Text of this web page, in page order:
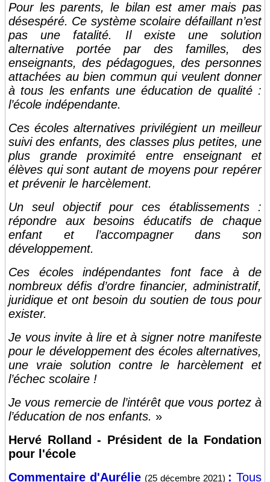
Pour les parents, le bilan est amer mais pas
désespéré. Ce système scolaire défaillant n’est
pas une fatalité. Il existe une solution
alternative portée par des familles, des
enseignants, des pédagogues, des personnes
attachées au bien commun qui veulent donner
à tous les enfants une éducation de qualité :
l’école indépendante.
Ces écoles alternatives privilégient un meilleur
suivi des enfants, des classes plus petites, une
plus grande proximité entre enseignant et
élèves qui sont autant de moyens pour repérer
et prévenir le harcèlement.
Un seul objectif pour ces établissements :
répondre aux besoins éducatifs de chaque
enfant et l’accompagner dans son
développement.
Ces écoles indépendantes font face à de
nombreux défis d’ordre financier, administratif,
juridique et ont besoin du soutien de tous pour
exister.
Je vous invite à lire et à signer notre manifeste
pour le développement des écoles alternatives,
une vraie solution contre le harcèlement et
l’échec scolaire !
Je vous remercie de l’intérêt que vous portez à
l’éducation de nos enfants. »
Hervé Rolland - Président de la Fondation
pour l'école
Commentaire d'Aurélie (25 décembre 2021) :Tous